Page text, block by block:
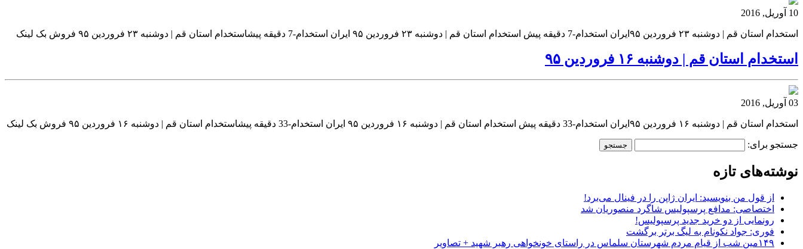
10 آوریل, 2016
استخدام استان قم | دوشنبه ۲۳ فروردین ۹۵ایران استخدام-7 دقیقه پیش استخدام استان قم | دوشنبه ۲۳ فروردین ۹۵ ایران استخدام-7 دقیقه پیشاستخدام استان قم | دوشنبه ۲۳ فروردین ۹۵ فروش بک لینک
استخدام استان قم | دوشنبه ۱۶ فروردین ۹۵
03 آوریل, 2016
استخدام استان قم | دوشنبه ۱۶ فروردین ۹۵ایران استخدام-33 دقیقه پیش استخدام استان قم | دوشنبه ۱۶ فروردین ۹۵ ایران استخدام-33 دقیقه پیشاستخدام استان قم | دوشنبه ۱۶ فروردین ۹۵ فروش بک لینک
جستجو برای:
نوشته‌های تازه
از قول من بنویسید: ایران ژاپن را در فینال می‌برد!
اختصاصی: مدافع پرسپولیس شاگرد منصوریان شد
رونمایی از دو خرید جدید پرسپولیس!
فوری: جواد نکونام به لیگ برتر برگشت
۱۴۹مین شب از قیام مردم شهرستان سلماس در راستای خونخواهی رهبر شهید + تصاویر